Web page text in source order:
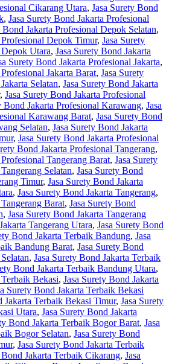
Cikarang Utara, Jasa Surety Bond
, Jasa Surety Bond Jakarta Profesional
Bond Jakarta Profesional Depok Selatan,
Depok Timur, Jasa Surety
Utara, Jasa Surety Bond Jakarta
Surety Bond Jakarta Profesional Jakarta,
Jakarta Barat, Jasa Surety
Selatan, Jasa Surety Bond Jakarta
, Jasa Surety Bond Jakarta Profesional
Bond Jakarta Profesional Karawang, Jasa
Karawang Barat, Jasa Surety Bond
Selatan, Jasa Surety Bond Jakarta
, Jasa Surety Bond Jakarta Profesional
Bond Jakarta Profesional Tangerang,
Tangerang Barat, Jasa Surety
Selatan, Jasa Surety Bond
Timur, Jasa Surety Bond Jakarta
, Jasa Surety Bond Jakarta Tangerang,
Barat, Jasa Surety Bond
, Jasa Surety Bond Jakarta Tangerang
Tangerang Utara, Jasa Surety Bond
Bond Jakarta Terbaik Bandung, Jasa
Bandung Barat, Jasa Surety Bond
, Jasa Surety Bond Jakarta Terbaik
Bond Jakarta Terbaik Bandung Utara,
Bekasi, Jasa Surety Bond Jakarta
Surety Bond Jakarta Terbaik Bekasi
Jakarta Terbaik Bekasi Timur, Jasa Surety
Utara, Jasa Surety Bond Jakarta
Bond Jakarta Terbaik Bogor Barat, Jasa
Bogor Selatan, Jasa Surety Bond
, Jasa Surety Bond Jakarta Terbaik
Bond Jakarta Terbaik Cikarang, Jasa